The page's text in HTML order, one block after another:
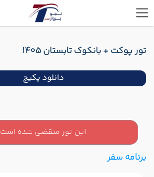
تور پوکت + بانکوک تابستان 1405
دانلود پکیج
این تور منقضی شده است
برنامه سفر